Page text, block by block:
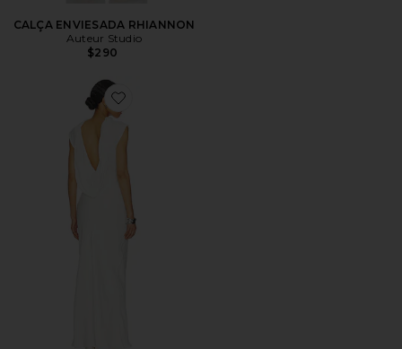
CALÇA ENVIESADA RHIANNON
Auteur Studio
$290
Favorite AUTEUR Stella Dress